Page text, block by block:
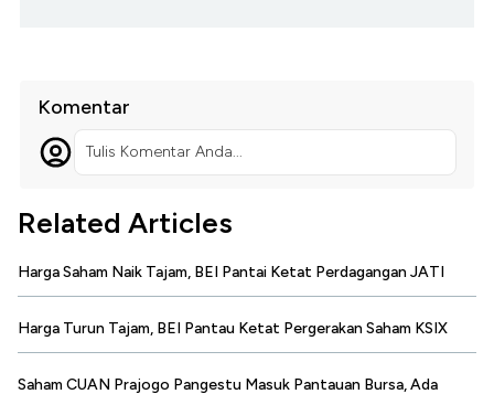
Komentar
Tulis Komentar Anda...
Related Articles
Harga Saham Naik Tajam, BEI Pantai Ketat Perdagangan JATI
Harga Turun Tajam, BEI Pantau Ketat Pergerakan Saham KSIX
Saham CUAN Prajogo Pangestu Masuk Pantauan Bursa, Ada